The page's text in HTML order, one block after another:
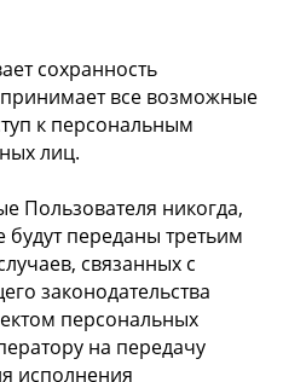
сохранность
все возможные
к персональным
лиц.
Пользователя никогда,
будут переданы третьим
связанных с
законодательства
персональных
на передачу
исполнения